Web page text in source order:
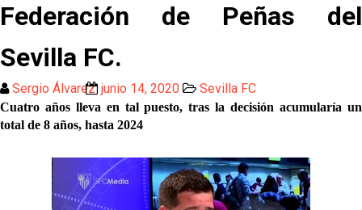
Luis García Plaza: No sufrir ya es un paso adelante
El Sevilla FC plantea ampliar hasta cinco fichajes
más antes del cierre
Djibril Sow pone rumbo a Italia para firmar su nuevo
contrato con el Genoa
Kochorashvili, seria opción para reforzar el centro
del campo sevillista
Federación de Peñas del
Sevilla FC.
Sergio Álvarez junio 14, 2020 Sevilla FC
Cuatro años lleva en tal puesto, tras la decisión acumularía un
total de 8 años, hasta 2024